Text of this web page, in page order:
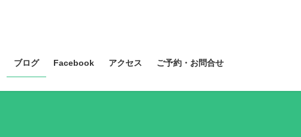
ブログ Facebook アクセス ご予約・お問合せ